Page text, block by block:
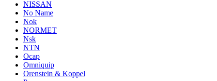
NISSAN
No Name
Nok
NORMET
Nsk
NTN
Ocap
Omniquip
Orenstein & Koppel